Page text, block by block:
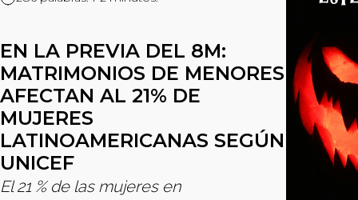
EN LA PREVIA DEL 8M:
MATRIMONIOS DE MENORES
AFECTAN AL 21% DE
MUJERES
LATINOAMERICANAS SEGÚN
UNICEF
El 21 % de las mujeres en